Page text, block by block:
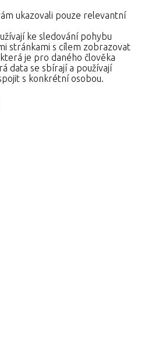
ukazovali pouze relevantní
ke sledování pohybu
stránkami s cílem zobrazovat
je pro daného člověka
data se sbírají a používají
s konkrétní osobou.